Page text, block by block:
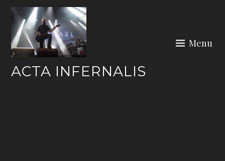
Skip
content
ACTA INFERNALIS
Menu